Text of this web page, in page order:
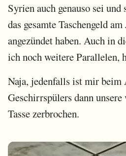
Syrien auch genauso sei
das gesamte Taschengeld am
angezündet haben. Auch in
ich noch weitere Parallelen,
Naja, jedenfalls ist mir beim
Geschirrspülers dann
Tasse zerbrochen.